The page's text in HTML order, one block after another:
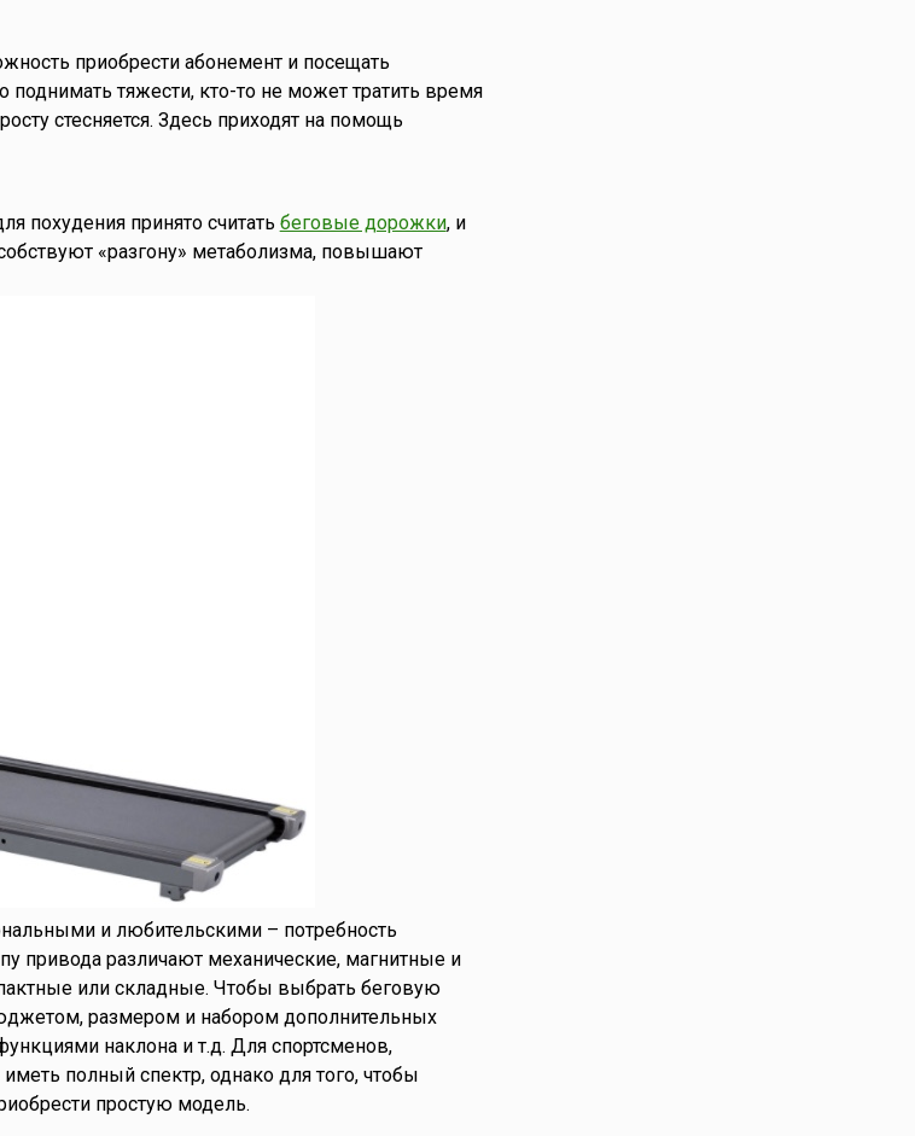
приобрести абонемент и посещать
тяжести, кто-то не может тратить время
стесняется. Здесь приходят на помощь
похудения принято считать беговые дорожки, и
«разгону» метаболизма, повышают
и любительскими – потребность
привода различают механические, магнитные и
или складные. Чтобы выбрать беговую
размером и набором дополнительных
наклона и т.д. Для спортсменов,
полный спектр, однако для того, чтобы
простую модель.